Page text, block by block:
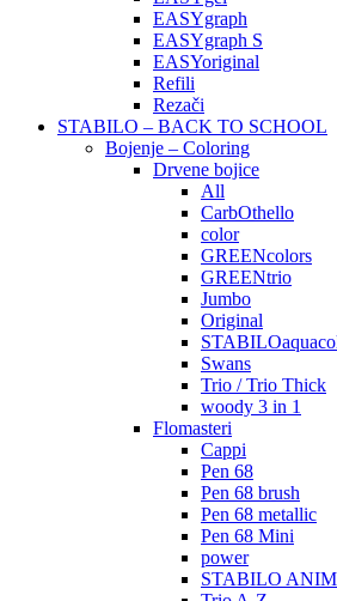
EASYgraph
EASYgraph S
EASYoriginal
Refili
Rezači
STABILO – BACK TO SCHOOL
Bojenje – Coloring
Drvene bojice
All
CarbOthello
color
GREENcolors
GREENtrio
Jumbo
Original
Swans
Trio / Trio Thick
woody 3 in 1
Flomasteri
Cappi
Pen 68
Pen 68 brush
Pen 68 metallic
Pen 68 Mini
power
STABILO